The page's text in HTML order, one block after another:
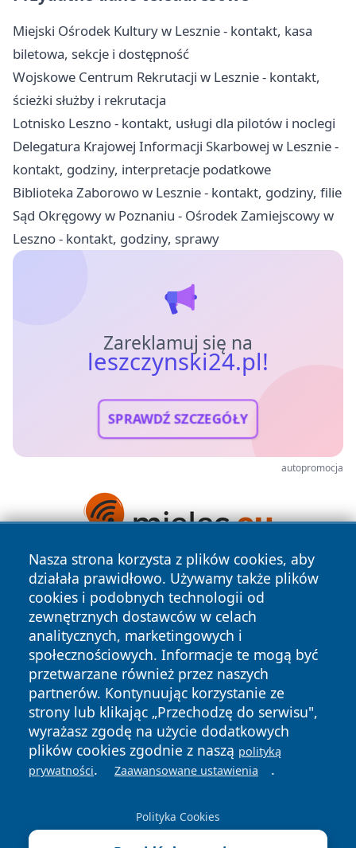
Miejski Ośrodek Kultury w Lesznie - kontakt, kasa
biletowa, sekcje i dostępność
Wojskowe Centrum Rekrutacji w Lesznie - kontakt,
ścieżki służby i rekrutacja
Lotnisko Leszno - kontakt, usługi dla pilotów i noclegi
Delegatura Krajowej Informacji Skarbowej w Lesznie -
kontakt, godziny, interpretacje podatkowe
Biblioteka Zaborowo w Lesznie - kontakt, godziny, filie
Sąd Okręgowy w Poznaniu - Ośrodek Zamiejscowy w
Leszno - kontakt, godziny, sprawy
Zareklamuj się na
leszczynski24.pl!
SPRAWDŹ SZCZEGÓŁY
autopromocja
Nasza strona korzysta z plików cookies, aby
działała prawidłowo. Używamy także plików
cookies i podobnych technologii od
zewnętrznych dostawców w celach
analitycznych, marketingowych i
społecznościowych. Informacje te mogą być
przetwarzane również przez naszych
partnerów. Kontynuując korzystanie ze
strony lub klikając „Przechodzę do serwisu",
wyrażasz zgodę na użycie dodatkowych
plików cookies zgodnie z naszą polityką
prywatności. Zaawansowane ustawienia .
Polityka Cookies
Copyright © 2026 leszczynski24.pl Wszystkie prawa
zastrzeżone.
News Autorzy
Polityka
Prywatności
Polityka
Cookies